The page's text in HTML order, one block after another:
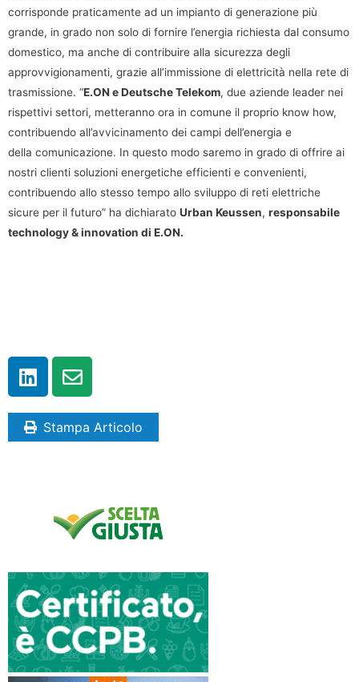
corrisponde praticamente ad un impianto di generazione più
grande, in grado non solo di fornire l’energia richiesta dal consumo
domestico, ma anche di contribuire alla sicurezza degli
approvvigionamenti, grazie all’immissione di elettricità nella rete di
trasmissione. “E.ON e Deutsche Telekom, due aziende leader nei
rispettivi settori, metteranno ora in comune il proprio know how,
contribuendo all’avvicinamento dei campi dell’energia e
della comunicazione. In questo modo saremo in grado di offrire ai
nostri clienti soluzioni energetiche efficienti e convenienti,
contribuendo allo stesso tempo allo sviluppo di reti elettriche
sicure per il futuro” ha dichiarato Urban Keussen, responsabile
technology & innovation di E.ON.
Stampa Articolo